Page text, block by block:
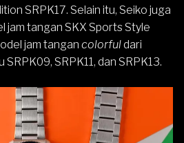
SRPK17. Selain itu, Seiko juga
jam tangan SKX Sports Style
jam tangan colorfuldari
SRPK09, SRPK11, dan SRPK13.